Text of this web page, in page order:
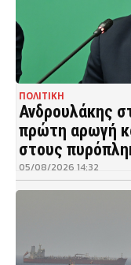
ΠΟΛΙΤΙΚΗ
Ανδρουλάκης
πρώτη αρωγή
στους
05/08/2026 14:32